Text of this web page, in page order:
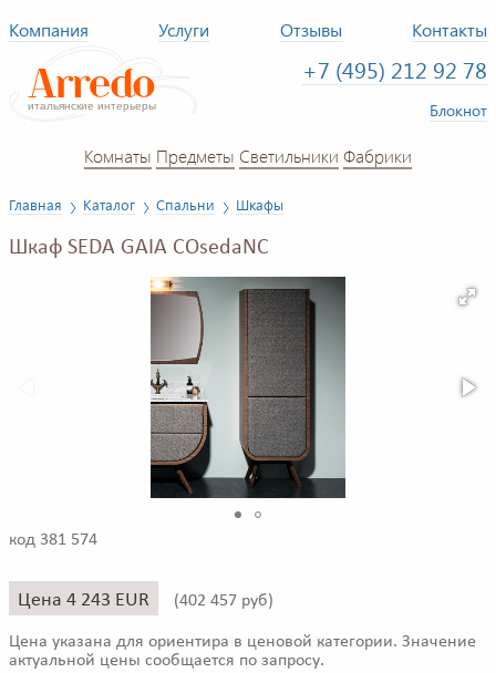
Компания Услуги Отзывы Контакты
+7 (495) 212 92 78
Блокнот
Комнаты Предметы Светильники Фабрики
Главная Каталог Спальни Шкафы
Шкаф SEDA GAIA COsedaNC
код 381 574
Цена 4 243 EUR (402 457 руб)
Цена указана для ориентира в ценовой категории. Значение
актуальной цены сообщается по запросу.